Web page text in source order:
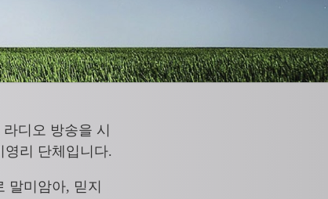
디오 방송을 시
리 단체입니다.
말미암아, 믿지